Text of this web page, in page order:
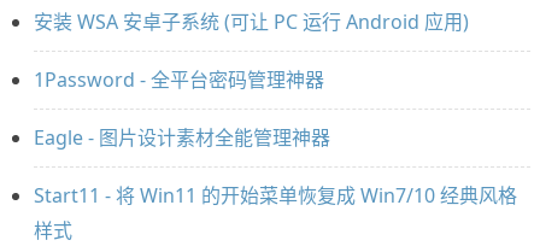
安装 WSA 安卓子系统 (可让 PC 运行 Android 应用)
1Password - 全平台密码管理神器
Eagle - 图片设计素材全能管理神器
Start11 - 将 Win11 的开始菜单恢复成 Win7/10 经典风格
样式